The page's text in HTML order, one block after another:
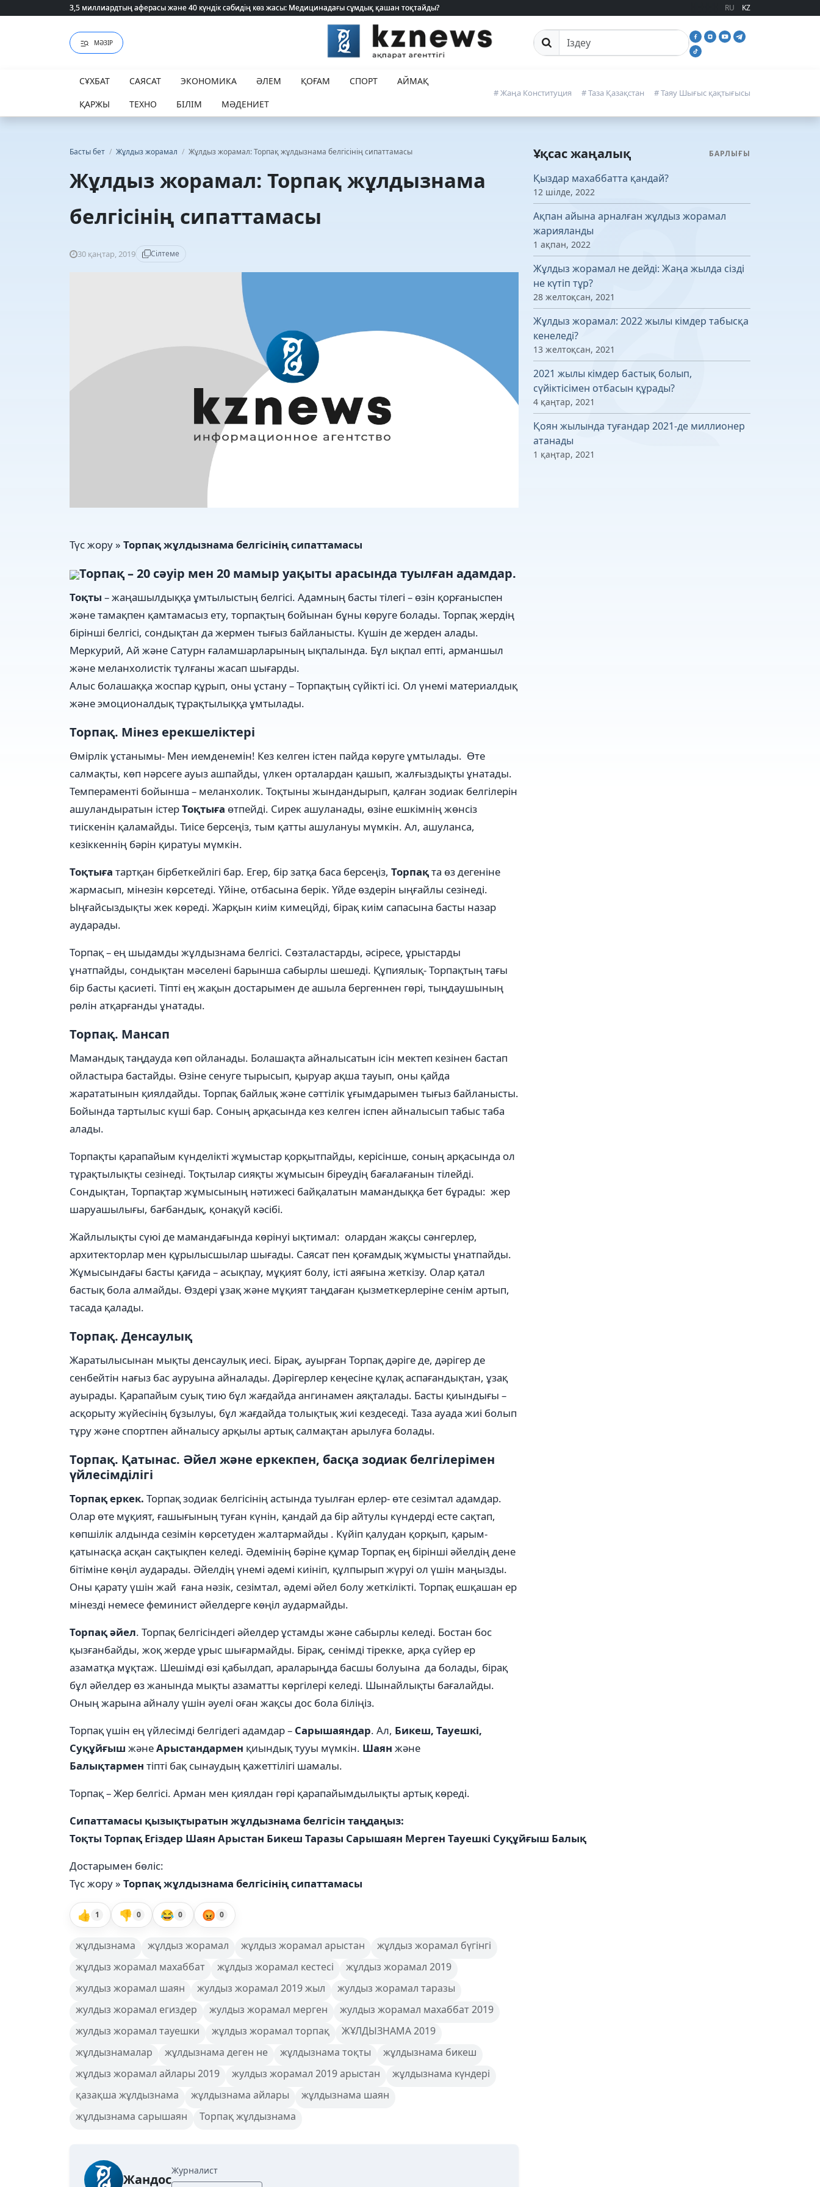
3,5 миллиардтың аферасы және 40 күндік сәбидің көз жасы: Медицинадағы сұмдық қашан тоқтайды?
3,5 миллиардтың аферасы және 40 күндік сәбидің көз жасы: Медицинадағы сұмдық қашан тоқтайды? RU KZ
МӘЗІР Сайттан іздеу
СҰХБАТ САЯСАТ ЭКОНОМИКА ӘЛЕМ ҚОҒАМ СПОРТ
АЙМАҚ
ҚАРЖЫ
ТЕХНО БІЛІМ МӘДЕНИЕТ
# Жаңа Конституция # Таза Қазақстан # Таяу Шығыс қақтығысы
Басты бет / Жұлдыз жорамал / Жұлдыз жорамал: Торпақ жұлдызнама белгісінің сипаттамасы
Жұлдыз жорамал: Торпақ жұлдызнама
белгісінің сипаттамасы
30 қаңтар, 2019 Сілтеме
Түс жору » Торпақ жұлдызнама белгісінің сипаттамасы
Торпақ – 20 сәуір мен 20 мамыр уақыты арасында туылған адамдар.
Тоқты – жаңашылдыққа ұмтылыстың белгісі. Адамның басты тілегі – өзін қорғаныспен
жəне тамақпен қамтамасыз ету, торпақтың бойынан бұны көруге болады. Торпақ жердің
бірінші белгісі, сондықтан да жермен тығыз байланысты. Күшін де жерден алады.
Меркурий, Ай жəне Сатурн ғаламшарларының ықпалында. Бұл ықпал епті, арманшыл
жəне меланхолистік тұлғаны жасап шығарды.
Алыс болашаққа жоспар құрып, оны ұстану – Торпақтың сүйікті ісі. Ол үнемі материалдық
жəне эмоционалдық тұрақтылыққа ұмтылады.
Торпақ. Мінез ерекшеліктері
Өмірлік ұстанымы- Мен иемденемін! Кез келген істен пайда көруге ұмтылады. Өте
салмақты, көп нәрсеге ауыз ашпайды, үлкен орталардан қашып, жалғыздықты ұнатады.
Темпераменті бойынша – меланхолик. Тоқтыны жындандырып, қалған зодиак белгілерін
ашуландыратын істерТоқтыға өтпейді. Сирек ашуланады, өзіне ешкімнің жөнсіз
тиіскенін қаламайды. Тиісе берсеңіз, тым қатты ашулануы мүмкін. Ал, ашуланса,
кезіккеннің бəрін қиратуы мүмкін.
Тоқтыға тартқан бірбеткейлігі бар. Егер, бір затқа баса берсеңіз, Торпақта өз дегеніне
жармасып, мінезін көрсетеді. Үйіне, отбасына берік. Үйде өздерін ыңғайлы сезінеді.
Ыңғайсыздықты жек көреді. Жарқын киім кимецйді, бірақ киім сапасына басты назар
аударады.
Торпақ – ең шыдамды жұлдызнама белгісі. Сөзталастарды, əсіресе, ұрыстарды
ұнатпайды, сондықтан мәселені барынша сабырлы шешеді. Құпиялық- Торпақтың тағы
бір басты қасиеті. Тіпті ең жақын достарымен де ашыла бергеннен гөрі, тыңдаушының
рөлін атқарғанды ұнатады.
Торпақ. Мансап
Мамандық таңдауда көп ойланады. Болашақта айналысатын ісін мектеп кезінен бастап
ойластыра бастайды. Өзіне сенуге тырысып, қыруар ақша тауып, оны қайда
жарататынын қиялдайды. Торпақ байлық жəне сәттілік ұғымдарымен тығыз байланысты.
Бойында тартылыс күші бар. Соның арқасында кез келген іспен айналысып табыс таба
алады.
Торпақты қарапайым күнделікті жұмыстар қорқытпайды, керісінше, соның арқасында ол
тұрақтылықты сезінеді. Тоқтылар сияқты жұмысын біреудің бағалағанын тілейді.
Сондықтан, Торпақтар жұмысының нәтижесі байқалатын мамандыққа бет бұрады: жер
шаруашылығы, бағбандық, қонақүй кәсібі.
Жайлылықты сүюі де мамандағында көрінуі ықтимал: олардан жақсы сəнгерлер,
архитекторлар мен құрылысшылар шығады. Саясат пен қоғамдық жұмысты ұнатпайды.
Жұмысындағы басты қағида – асықпау, мұқият болу, істі аяғына жеткізу. Олар қатал
бастық бола алмайды. Өздері ұзақ жəне мұқият таңдаған қызметкерлеріне сенім артып,
тасада қалады.
Торпақ. Денсаулық
Жаратылысынан мықты денсаулық иесі. Бірақ, ауырған Торпақ дəріге де, дəрігер де
сенбейтін нағыз бас ауруына айналады. Дәрігерлер кеңесіне құлақ аспағандықтан, ұзақ
ауырады. Қарапайым суық тию бұл жағдайда ангинамен аяқталады. Басты қиындығы –
асқорыту жүйесінің бұзылуы, бұл жағдайда толықтық жиі кездеседі. Таза ауада жиі болып
тұру жəне спортпен айналысу арқылы артық салмақтан арылуға болады.
Торпақ. Қатынас. Əйел жəне еркекпен, басқа зодиак белгілерімен
үйлесімділігі
Торпақ еркек. Торпақ зодиак белгісінің астында туылған ерлер- өте сезімтал адамдар.
Олар өте мұқият, ғашығының туған күнін, қандай да бір айтулы күндерді есте сақтап,
көпшілік алдында сезімін көрсетуден жалтармайды . Күйіп қалудан қорқып, қарым-
қатынасқа асқан сақтықпен келеді. Əдемінің бəріне құмар Торпақ ең бірінші əйелдің дене
бітіміне көңіл аударады. Əйелдің үнемі əдемі киініп, құлпырып жүруі ол үшін маңызды.
Оны қарату үшін жай ғана нәзік, сезімтал, əдемі əйел болу жеткілікті. Торпақ ешқашан ер
мінезді немесе феминист əйелдерге көңіл аудармайды.
Торпақ әйел. Торпақ белгісіндегі əйелдер ұстамды жəне сабырлы келеді. Бостан бос
қызғанбайды, жоқ жерде ұрыс шығармайды. Бірақ, сенімді тірекке, арқа сүйер ер
азаматқа мұқтаж. Шешімді өзі қабылдап, араларыңда басшы болуына да болады, бірақ
бұл əйелдер өз жанында мықты азаматты көргілері келеді. Шынайлықты бағалайды.
Оның жарына айналу үшін əуелі оған жақсы дос бола біліңіз.
Торпақ үшін ең үйлесімді белгідегі адамдар – Сарышаяндар. Ал, Бикеш, Тауешкі,
Суқұйғыш жəнеАрыстандармен қиындық тууы мүмкін. Шаян жəне
Балықтармен тіпті бақ сынаудың қажеттілігі шамалы.
Торпақ – Жер белгісі. Арман мен қиялдан гөрі қарапайымдылықты артық көреді.
Сипаттамасы қызықтыратын жұлдызнама белгісін таңдаңыз:
Тоқты Торпақ Егіздер Шаян Арыстан Бикеш Таразы Сарышаян Мерген Тауешкі Суқұйғыш Балық
Достарымен бөліс:
Түс жору » Торпақ жұлдызнама белгісінің сипаттамасы
👍 1 👎 0 😂 0 😡 0
жұлдызнама жұлдыз жорамал жұлдыз жорамал арыстан
жұлдыз жорамал бүгінгі
жұлдыз жорамал махаббат
жұлдыз жорамал кестесі
жұлдыз жорамал 2019
жулдыз жорамал шаян
жулдыз жорамал 2019 жыл
жулдыз жорамал таразы
жулдыз жорамал егиздер
жулдыз жорамал мерген
жулдыз жорамал махаббат 2019
жулдыз жорамал тауешки
жұлдыз жорамал торпақ
ЖҰЛДЫЗНАМА 2019
жұлдызнамалар
жұлдызнама деген не жұлдызнама тоқты
жұлдызнама бикеш
жұлдыз жорамал айлары 2019
жулдыз жорамал 2019 арыстан
жұлдызнама күндері
қазақша жұлдызнама
жұлдызнама айлары
жұлдызнама шаян
жұлдызнама сарышаян
Торпақ жұлдызнама
Жандос
Журналист
Ұқсас жаңалық БАРЛЫҒЫ
Қыздар махаббатта қандай?
12 шілде, 2022
Ақпан айына арналған жұлдыз жорамал
жарияланды
1 ақпан, 2022
Жұлдыз жорамал не дейді: Жаңа жылда сізді
не күтіп тұр?
28 желтоқсан, 2021
Жұлдыз жорамал: 2022 жылы кімдер табысқа
кенеледі?
13 желтоқсан, 2021
2021 жылы кімдер бастық болып,
сүйіктісімен отбасын құрады?
4 қаңтар, 2021
Қоян жылында туғандар 2021-де миллионер
атанады
1 қаңтар, 2021